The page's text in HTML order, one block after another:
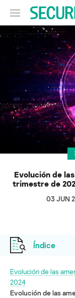
Evolución de
trimestre de
03 JUN
Índice
Evolución de las
2024
Evolución de las